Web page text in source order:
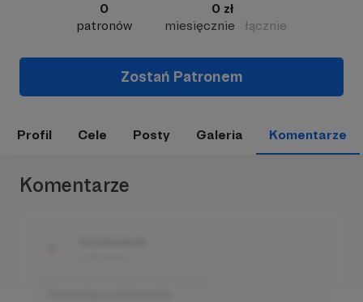
0
patronów
0 zł
miesięcznie
łącznie
Zostań Patronem
Profil Cele Posty Galeria Komentarze
Komentarze